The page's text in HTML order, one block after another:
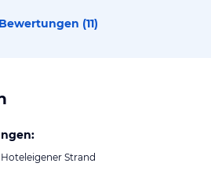
(11)
Hoteleigener Strand